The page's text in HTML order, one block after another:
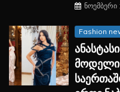
ნოემბერი
Fashion
მოდელი